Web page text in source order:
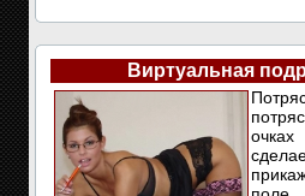
Виртуальная